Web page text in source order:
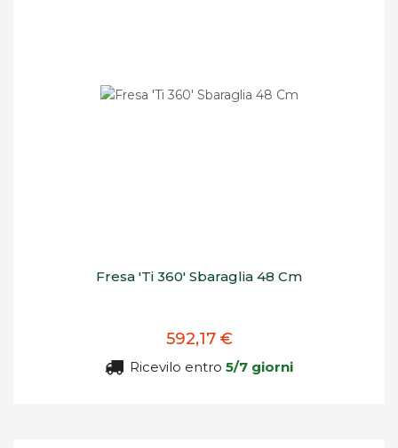
Fresa 'Ti 360' Sbaraglia 48 Cm
592,17 €
Ricevilo entro 5/7 giorni